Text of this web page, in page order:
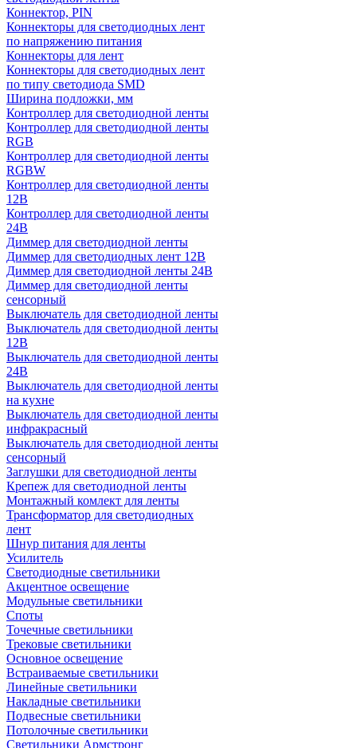
Коннектор, PIN
Коннекторы для светодиодных лент
по напряжению питания
Коннекторы для лент
Коннекторы для светодиодных лент
по типу светодиода SMD
Ширина подложки, мм
Контроллер для светодиодной ленты
Контроллер для светодиодной ленты
RGB
Контроллер для светодиодной ленты
RGBW
Контроллер для светодиодной ленты
12В
Контроллер для светодиодной ленты
24В
Диммер для светодиодной ленты
Диммер для светодиодных лент 12В
Диммер для светодиодной ленты 24В
Диммер для светодиодной ленты
сенсорный
Выключатель для светодиодной ленты
Выключатель для светодиодной ленты
12В
Выключатель для светодиодной ленты
24В
Выключатель для светодиодной ленты
на кухне
Выключатель для светодиодной ленты
инфракрасный
Выключатель для светодиодной ленты
сенсорный
Заглушки для светодиодной ленты
Крепеж для светодиодной ленты
Монтажный комлект для ленты
Трансформатор для светодиодных
лент
Шнур питания для ленты
Усилитель
Светодиодные светильники
Акцентное освещение
Модульные светильники
Споты
Точечные светильники
Трековые светильники
Основное освещение
Встраиваемые светильники
Линейные светильники
Накладные светильники
Подвесные светильники
Потолочные светильники
Светильники Армстронг